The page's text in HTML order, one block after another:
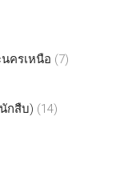
ครเหนือ (7)
กสืบ) (14)